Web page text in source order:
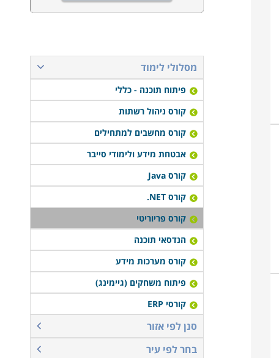
מסלולי לימוד
פיתוח תוכנה - כללי
קורס ניהול רשתות
קורס מחשבים למתחילים
אבטחת מידע ולימודי סייבר
קורס Java
קורס NET.
קורס פריוריטי
הנדסאי תוכנה
קורס מערכות מידע
פיתוח משחקים (גיימינג)
קורסי ERP
סנן לפי אזור
בחר לפי עיר